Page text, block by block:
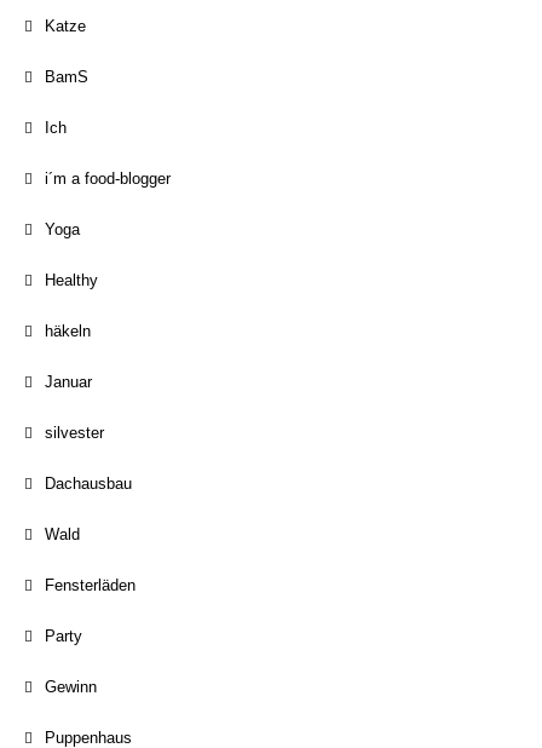
Katze
BamS
Ich
i´m a food-blogger
Yoga
Healthy
häkeln
Januar
silvester
Dachausbau
Wald
Fensterläden
Party
Gewinn
Puppenhaus